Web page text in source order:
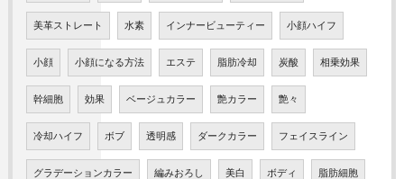
美革ストレート 水素 インナービューティー 小顔ハイフ
小顔 小顔になる方法 エステ 脂肪冷却 炭酸 相乗効果
幹細胞 効果 ベージュカラー 艶カラー 艶々
冷却ハイフ ボブ 透明感 ダークカラー フェイスライン
グラデーションカラー 編みおろし 美白 ボディ 脂肪細胞